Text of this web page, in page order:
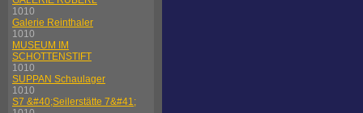
1010
Galerie Reinthaler
1010
MUSEUM IM
SCHOTTENSTIFT
1010
SUPPAN Schaulager
1010
S7 &#40;Seilerstätte 7&#41;